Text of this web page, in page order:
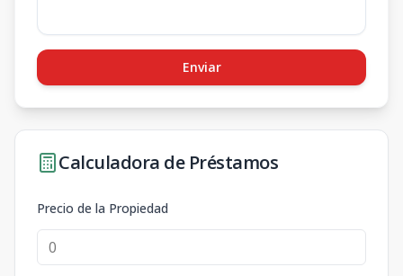
Enviar
Calculadora de Préstamos
Precio de la Propiedad